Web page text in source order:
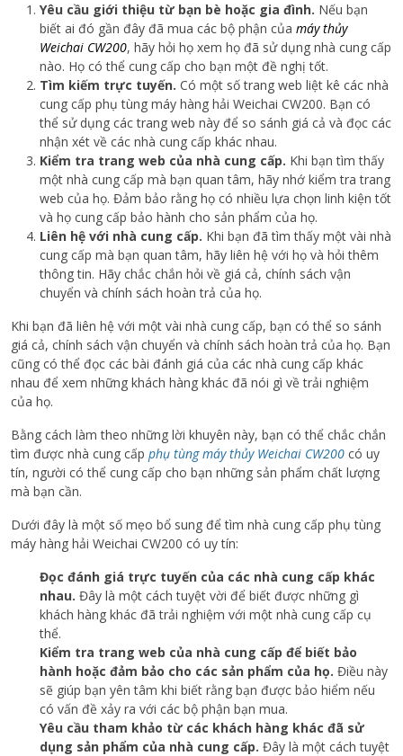
Yêu cầu giới thiệu từ bạn bè hoặc gia đình. Nếu bạn
biết ai đó gần đây đã mua các bộ phận của máy thủy
Weichai CW200, hãy hỏi họ xem họ đã sử dụng nhà cung cấp
nào. Họ có thể cung cấp cho bạn một đề nghị tốt.
Tìm kiếm trực tuyến. Có một số trang web liệt kê các nhà
cung cấp phụ tùng máy hàng hải Weichai CW200. Bạn có
thể sử dụng các trang web này để so sánh giá cả và đọc các
nhận xét về các nhà cung cấp khác nhau.
Kiểm tra trang web của nhà cung cấp. Khi bạn tìm thấy
một nhà cung cấp mà bạn quan tâm, hãy nhớ kiểm tra trang
web của họ. Đảm bảo rằng họ có nhiều lựa chọn linh kiện tốt
và họ cung cấp bảo hành cho sản phẩm của họ.
Liên hệ với nhà cung cấp. Khi bạn đã tìm thấy một vài nhà
cung cấp mà bạn quan tâm, hãy liên hệ với họ và hỏi thêm
thông tin. Hãy chắc chắn hỏi về giá cả, chính sách vận
chuyển và chính sách hoàn trả của họ.
Khi bạn đã liên hệ với một vài nhà cung cấp, bạn có thể so sánh
giá cả, chính sách vận chuyển và chính sách hoàn trả của họ. Bạn
cũng có thể đọc các bài đánh giá của các nhà cung cấp khác
nhau để xem những khách hàng khác đã nói gì về trải nghiệm
của họ.
Bằng cách làm theo những lời khuyên này, bạn có thể chắc chắn
tìm được nhà cung cấp phụ tùng máy thủy Weichai CW200 có uy
tín, người có thể cung cấp cho bạn những sản phẩm chất lượng
mà bạn cần.
Dưới đây là một số mẹo bổ sung để tìm nhà cung cấp phụ tùng
máy hàng hải Weichai CW200 có uy tín:
Đọc đánh giá trực tuyến của các nhà cung cấp khác
nhau. Đây là một cách tuyệt vời để biết được những gì
khách hàng khác đã trải nghiệm với một nhà cung cấp cụ
thể.
Kiểm tra trang web của nhà cung cấp để biết bảo
hành hoặc đảm bảo cho các sản phẩm của họ. Điều này
sẽ giúp bạn yên tâm khi biết rằng bạn được bảo hiểm nếu
có vấn đề xảy ra với các bộ phận bạn mua.
Yêu cầu tham khảo từ các khách hàng khác đã sử
dụng sản phẩm của nhà cung cấp. Đây là một cách tuyệt